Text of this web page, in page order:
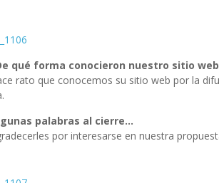
qué forma conocieron nuestro sitio
rato que conocemos su sitio web por la
palabras al cierre…
por interesarse en nuestra